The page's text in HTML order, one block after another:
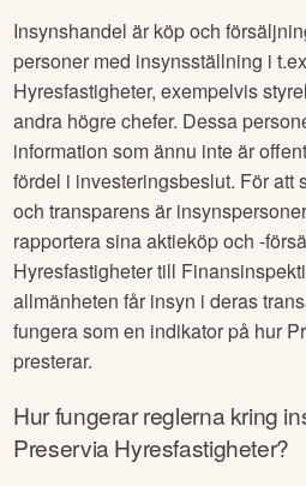
Insynshandel är köp och
personer med insynsställning i t.ex
Hyresfastigheter, exempelvis
andra högre chefer. Dessa
information som ännu inte är
fördel i investeringsbeslut. För att
och transparens är
rapportera sina aktieköp och -
Hyresfastighetertill
allmänheten får insyn i deras
fungera som en indikator på hur
presterar.
Hur fungerar reglerna kring
Preservia Hyresfastigheter?